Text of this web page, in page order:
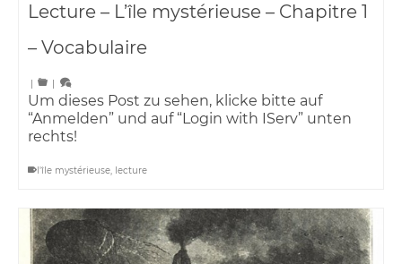
Lecture – L’île mystérieuse – Chapitre 1
– Vocabulaire
| |
Um dieses Post zu sehen, klicke bitte auf
“Anmelden” und auf “Login with IServ” unten
rechts!
l'île mystérieuse, lecture